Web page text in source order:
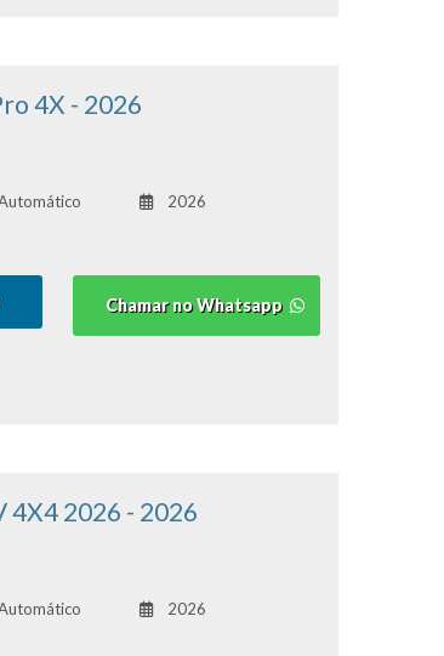
Pro 4X - 2026
2026
Chamar no Whatsapp
4X4 2026 - 2026
2026